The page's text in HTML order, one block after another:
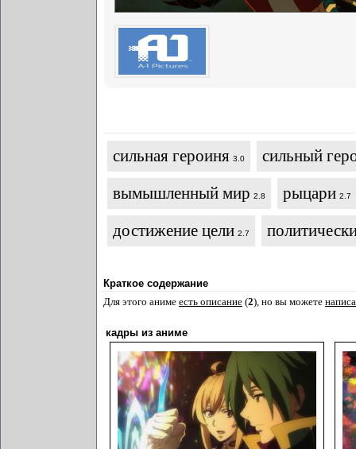
сильная героиня 3.0
сильный
вымышленный мир 2.8 рыцари 2.7
достижение цели 2.7
Краткое содержание
Для этого аниме есть описание (2), но вы можете
кадры из аниме